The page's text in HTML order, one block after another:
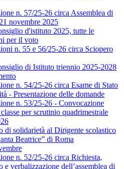
n. 57/25-26 circa Assemblea di
novembre 2025
d'istituto 2025, tutte le
per il voto
n. 55 e 56/25-26 circa Sciopero
di Istituto triennio 2025-2028
n. 54/25-26 circa Esame di Stato
- Presentazione delle domande
n. 53/25-26 - Convocazione
per scrutinio quadrimestrale
di solidarietà al Dirigente scolastico
Beatrice” di Roma
n. 52/25-26 circa Richiesta,
e verbalizzazione dell’assemblea di